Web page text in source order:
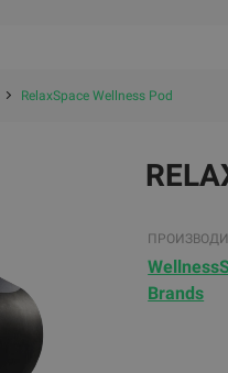
RelaxSpace Wellness Pod
Brands